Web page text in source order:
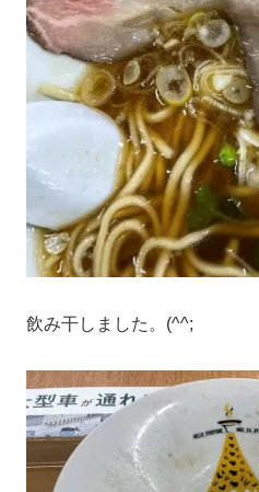
飲み干しました。(^^;